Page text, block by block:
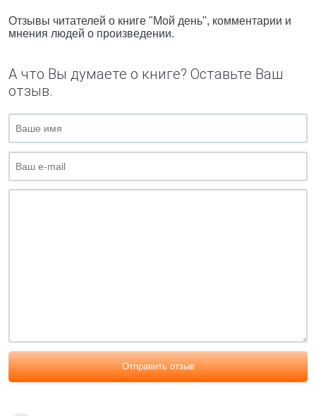
Отзывы читателей о книге "Мой день", комментарии и
мнения людей о произведении.
А что Вы думаете о книге? Оставьте Ваш
отзыв.
Отправить отзыв